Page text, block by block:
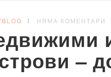
НЯМА КОМЕНТАРИ
–